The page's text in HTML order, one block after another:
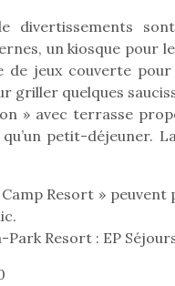
divertissements
un kiosque pour
de jeux couverte
griller quelques
» avec terrasse
petit-déjeuner.
Camp Resort »
Resort : EP
si l’aventure était au
bout du jardin ?
trois confinements
des couvre-
à des heures
des
de